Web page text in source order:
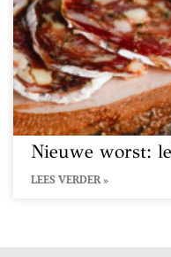
Nieuwe worst:
LEES VERDER »